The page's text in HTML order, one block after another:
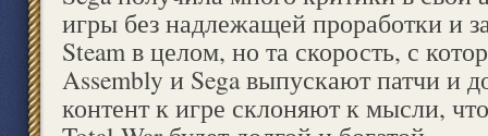
игры без надлежащей проработки и
Steam в целом, но та скорость, с
Assembly и Sega выпускают патчи и
контент к игре склоняют к мысли,